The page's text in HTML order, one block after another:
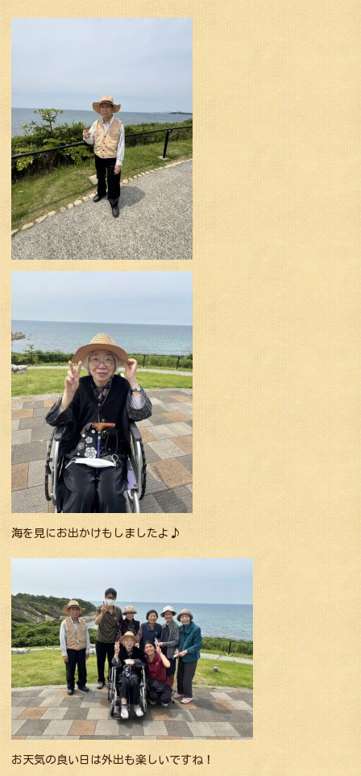
海を見にお出かけもしましたよ♪
お天気の良い日は外出も楽しいですね！